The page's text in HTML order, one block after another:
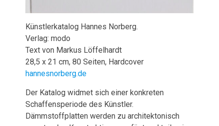
Künstlerkatalog Hannes Norberg.
Verlag: modo
Text von Markus Löffelhardt
28,5 x 21 cm, 80 Seiten, Hardcover
hannesnorberg.de
Der Katalog widmet sich einer konkreten
Schaffensperiode des Künstler.
Dämmstoffplatten werden zu architektonisch